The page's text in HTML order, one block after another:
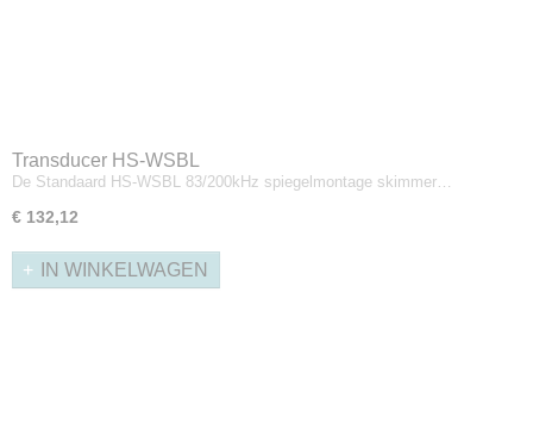
Transducer HS-WSBL
De Standaard HS-WSBL 83/200kHz spiegelmontage skimmer…
€ 132,12
IN WINKELWAGEN